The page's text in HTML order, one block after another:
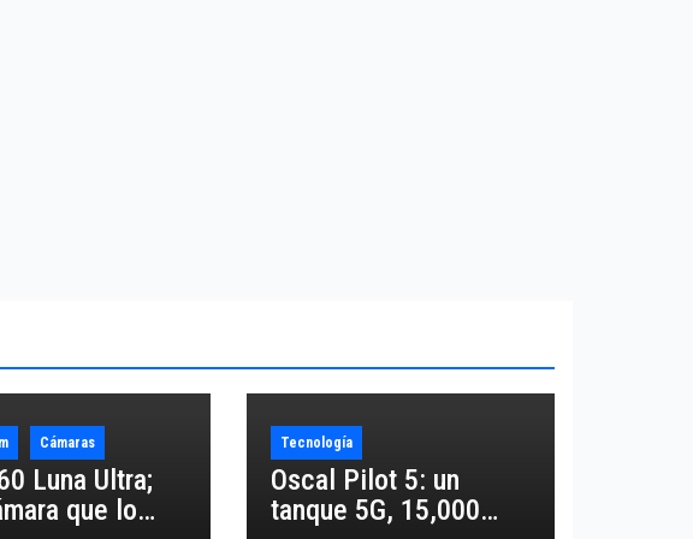
Cámaras
Luna Ultra;
que lo
Tecnología
Oscal Pilot 5: un
tanque 5G, 15,000